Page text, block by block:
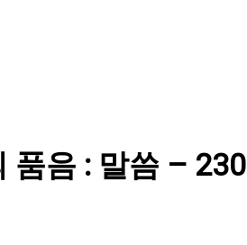
품음 : 말씀 – 230